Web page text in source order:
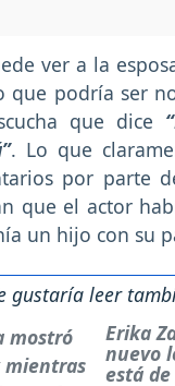
ver a la
que podría ser
que dice
. Lo que
por parte
que el actor
un hijo con su
gustaría leer
Erika
nuevo
está